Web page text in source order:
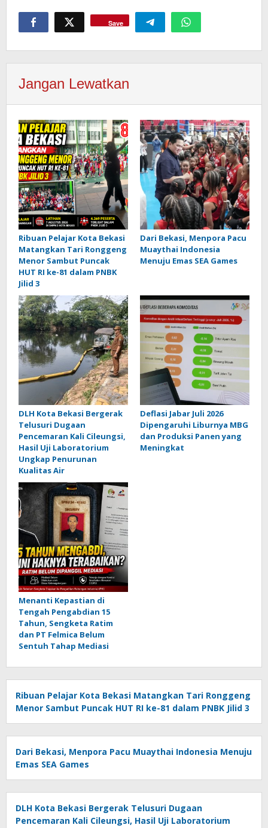
Save
Jangan Lewatkan
Ribuan Pelajar Kota Bekasi
Matangkan Tari Ronggeng
Menor Sambut Puncak
HUT RI ke-81 dalam PNBK
Jilid 3
Dari Bekasi, Menpora Pacu
Muaythai Indonesia
Menuju Emas SEA Games
DLH Kota Bekasi Bergerak
Telusuri Dugaan
Pencemaran Kali Cileungsi,
Hasil Uji Laboratorium
Ungkap Penurunan
Kualitas Air
Deflasi Jabar Juli 2026
Dipengaruhi Liburnya MBG
dan Produksi Panen yang
Meningkat
Menanti Kepastian di
Tengah Pengabdian 15
Tahun, Sengketa Ratim
dan PT Felmica Belum
Sentuh Tahap Mediasi
Ribuan Pelajar Kota Bekasi Matangkan Tari Ronggeng
Menor Sambut Puncak HUT RI ke-81 dalam PNBK Jilid 3
Dari Bekasi, Menpora Pacu Muaythai Indonesia Menuju
Emas SEA Games
DLH Kota Bekasi Bergerak Telusuri Dugaan
Pencemaran Kali Cileungsi, Hasil Uji Laboratorium